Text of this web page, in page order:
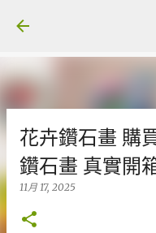
花卉鑽石畫 購
鑽石畫 真實開
11月 17, 2025